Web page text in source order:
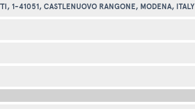
1-41051, CASTLENUOVO RANGONE, MODENA, ITALY